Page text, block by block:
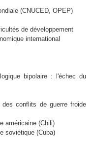
(CNUCED, OPEP)
de développement
international
bipolaire : l'échec du
conflits de guerre froide
américaine (Chili)
soviétique (Cuba)